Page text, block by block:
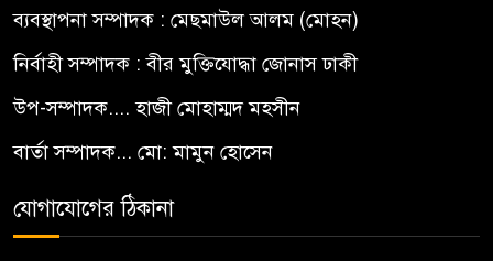
ব্যবস্থাপনা সম্পাদক : মেছমাউল আলম (মোহন)
নির্বাহী সম্পাদক : বীর মুক্তিযোদ্ধা জোনাস ঢাকী
উপ-সম্পাদক.... হাজী মোহাম্মদ মহসীন
বার্তা সম্পাদক... মো: মামুন হোসেন
যোগাযোগের ঠিকানা